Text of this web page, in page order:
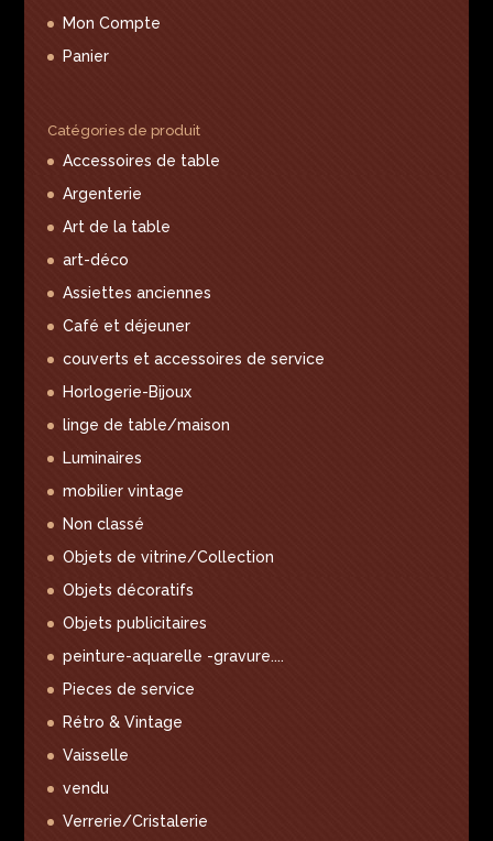
Mon Compte
Panier
Catégories de produit
Accessoires de table
Argenterie
Art de la table
art-déco
Assiettes anciennes
Café et déjeuner
couverts et accessoires de service
Horlogerie-Bijoux
linge de table/maison
Luminaires
mobilier vintage
Non classé
Objets de vitrine/Collection
Objets décoratifs
Objets publicitaires
peinture-aquarelle -gravure....
Pieces de service
Rétro & Vintage
Vaisselle
vendu
Verrerie/Cristalerie